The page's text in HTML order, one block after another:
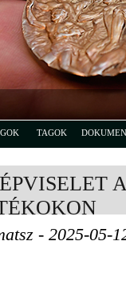
TAGOK
A
- 2025-05-